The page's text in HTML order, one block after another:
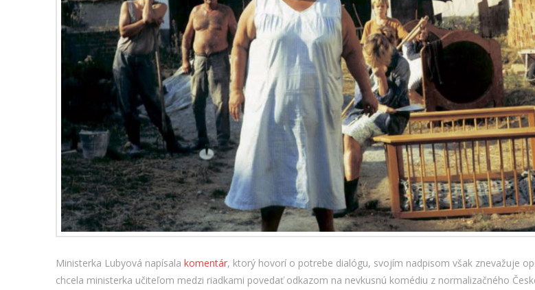
Ministerka Lubyová napísala komentár, ktorý hovorí o potrebe dialógu, svojím nadpisom však znevažuje
chcela ministerka učiteľom medzi riadkami povedať odkazom na nevkusnú komédiu z normalizačného